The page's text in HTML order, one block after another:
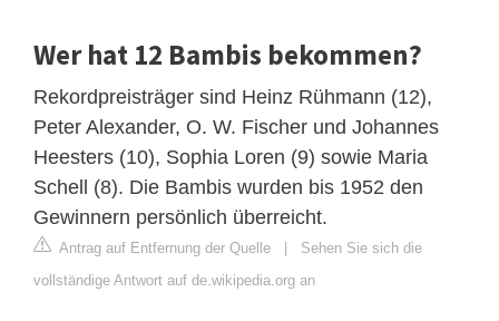
Wer hat 12 Bambis bekommen?
Rekordpreisträger sind Heinz Rühmann (12),
Peter Alexander, O. W. Fischer und Johannes
Heesters (10), Sophia Loren (9) sowie Maria
Schell (8). Die Bambis wurden bis 1952 den
Gewinnern persönlich überreicht.
Antrag auf Entfernung der Quelle | Sehen Sie sich die
vollständige Antwort auf de.wikipedia.org an